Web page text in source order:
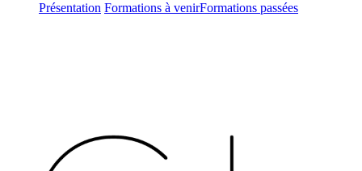
Présentation Formations à venirFormations passées